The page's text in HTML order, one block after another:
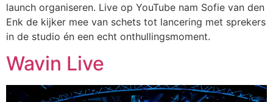
launch organiseren. Live op YouTube nam Sofie van den
Enk de kijker mee van schets tot lancering met sprekers
in de studio én een echt onthullingsmoment.
Wavin Live